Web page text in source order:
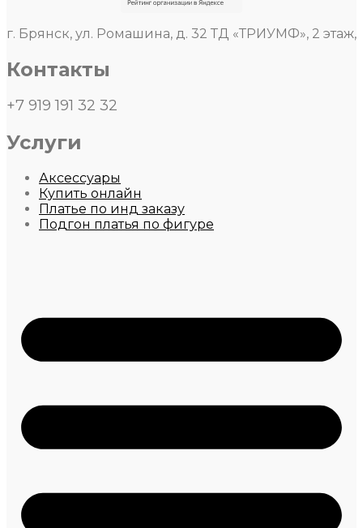
г. Брянск, ул. Ромашина, д. 32 ТД «ТРИУМФ», 2 этаж,
Контакты
+7 919 191 32 32
Услуги
Аксессуары
Купить онлайн
Платье по инд заказу
Подгон платья по фигуре